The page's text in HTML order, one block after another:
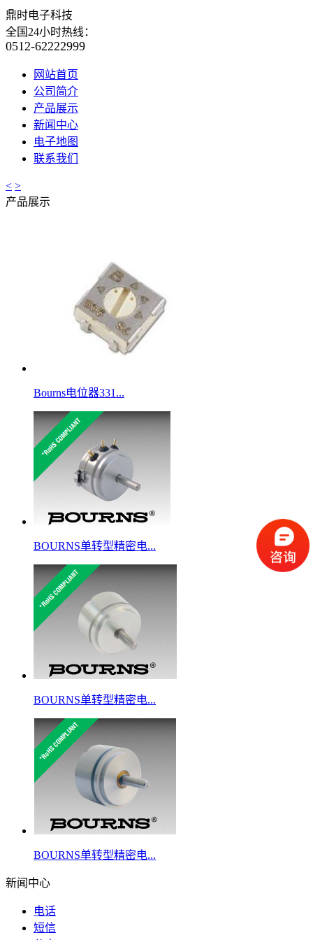
鼎时电子科技
全国24小时热线：
0512-62222999
网站首页
公司简介
产品展示
新闻中心
电子地图
联系我们
< >
产品展示
Bourns电位器331...
BOURNS单转型精密电...
BOURNS单转型精密电...
BOURNS单转型精密电...
新闻中心
电话
短信